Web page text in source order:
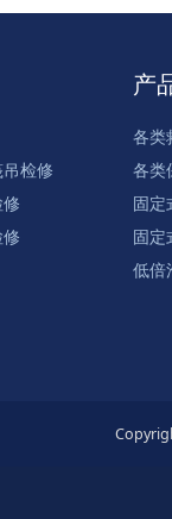
检修
产
各类
各类
固定
固定
低倍